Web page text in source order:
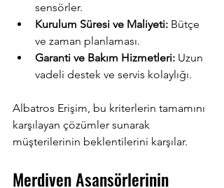
sensörler.
Kurulum Süresi ve Maliyeti: Bütçe
ve zaman planlaması.
Garanti ve Bakım Hizmetleri: Uzun
vadeli destek ve servis kolaylığı.
Albatros Erişim, bu kriterlerin tamamını
karşılayan çözümler sunarak
müşterilerinin beklentilerini karşılar.
Merdiven Asansörlerinin